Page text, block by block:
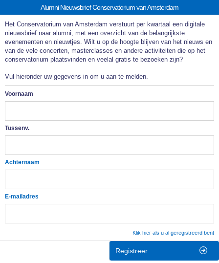
Alumni Nieuwsbrief Conservatorium van Amsterdam
Het Conservatorium van Amsterdam verstuurt per kwartaal een digitale
nieuwsbrief naar alumni, met een overzicht van de belangrijkste
evenementen en nieuwtjes. Wilt u op de hoogte blijven van het nieuws en
van de vele concerten, masterclasses en andere activiteiten die op het
conservatorium plaatsvinden en veelal gratis te bezoeken zijn?
Vul hieronder uw gegevens in om u aan te melden.
Voornaam
Tussenv.
Achternaam
E-mailadres
Klik hier als u al geregistreerd bent
Registreer